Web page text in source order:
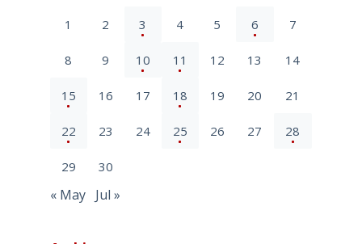
1 2 3 4 5 6 7
8 9 10 11 12 13 14
15 16 17 18 19 20 21
22 23 24 25 26 27 28
29 30
« May Jul »